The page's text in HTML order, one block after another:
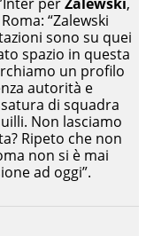
“Zalewski
sono su quei
spazio in questa
un profilo
autorità e
di squadra
Non lasciamo
Ripeto che non
non si è mai
ad oggi”.